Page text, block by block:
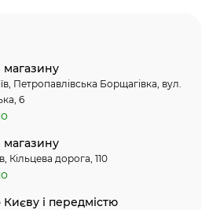
магазину
Петропавлівська Борщагівка, вул.
6
магазину
Кільцева дорога, 110
і передмістю